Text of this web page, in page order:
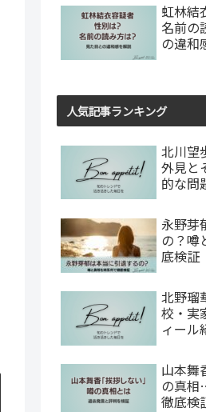
虹林結
名前の
の違和
人気記事ランキング
北川望
外見と
的な問
永野芽
の？噂
底検証
北野瑠
校・実
ィール
山本舞
の真相
徹底検